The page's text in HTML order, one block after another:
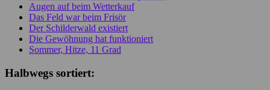
Augen auf beim Wetterkauf
Das Feld war beim Frisör
Der Schilderwald existiert
Die Gewöhnung hat funktioniert
Sommer, Hitze, 11 Grad
Halbwegs sortiert: